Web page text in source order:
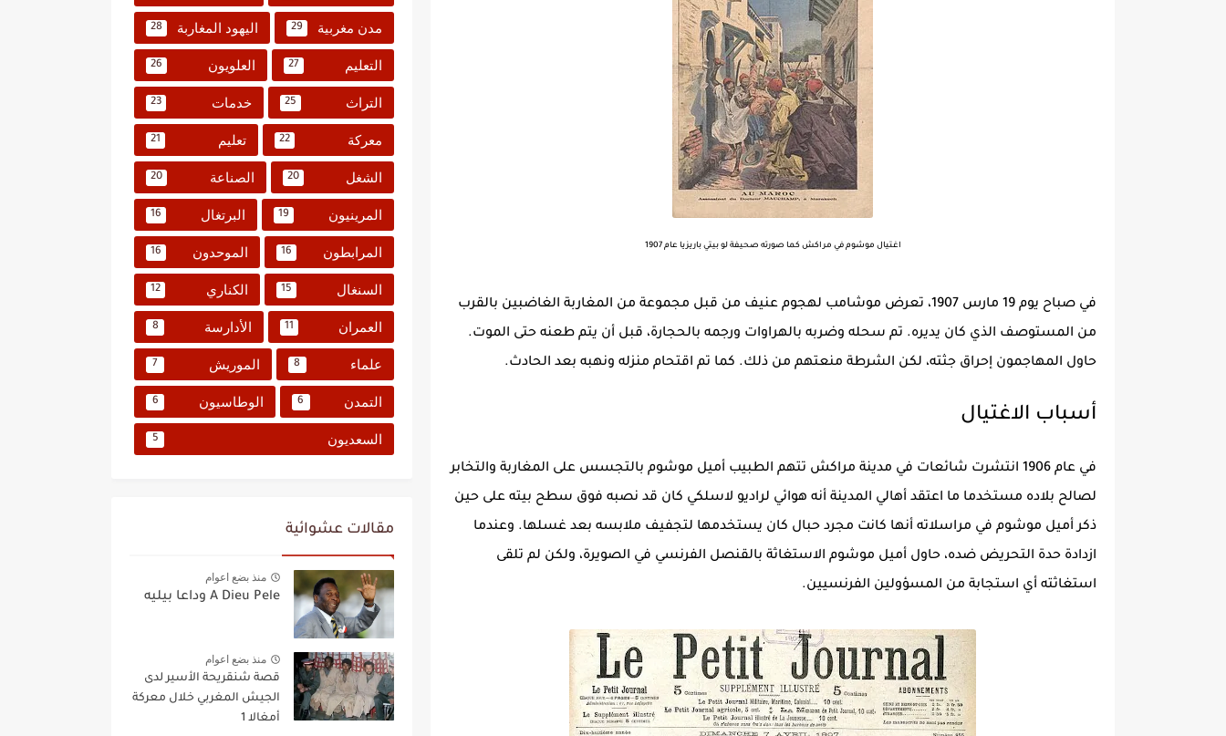
اغتيال موشوم في مراكش كما صورته صحيفة لو بيتي باريزيا عام 1907
في صباح يوم 19 مارس 1907، تعرض موشامب لهجوم عنيف من قبل مجموعة من المغاربة الغاضبين بالقرب
من المستوصف الذي كان يديره. تم سحله وضربه بالهراوات ورجمه بالحجارة، قبل أن يتم طعنه حتى الموت.
حاول المهاجمون إحراق جثته، لكن الشرطة منعتهم من ذلك. كما تم اقتحام منزله ونهبه بعد الحادث.
أسباب الاغتيال
في عام 1906 انتشرت شائعات في مدينة مراكش تتهم الطبيب أميل موشوم بالتجسس على المغاربة والتخابر
لصالح بلاده مستخدما ما اعتقد أهالي المدينة أنه هوائي لراديو لاسلكي كان قد نصبه فوق سطح بيته على حين
ذكر أميل موشوم في مراسلاته أنها كانت مجرد حبال كان يستخدمها لتجفيف ملابسه بعد غسلها. وعندما
ازدادة حدة التحريض ضده، حاول أميل موشوم الاستغاثة بالقنصل الفرنسي في الصويرة، ولكن لم تلقى
استغاثته أي استجابة من المسؤولين الفرنسيين.
مدن مغربية 29 اليهود المغاربة 28
التعليم 27 العلويون 26
التراث 25 خدمات 23
معركة 22 تعليم 21
الشغل 20 الصناعة 20
المرينيون 19 البرتغال 16
المرابطون 16 الموحدون 16
السنغال 15 الكناري 12
العمران 11 الأدارسة 8
علماء 8 الموريش 7
التمدن 6 الوطاسيون 6
السعديون 5
مقالات عشوائية
منذ بضع اعوام
A Dieu Pele وداعا بيليه
منذ بضع اعوام
قصة شنقريحة الأسير لدى
الجيش المغربي خلال معركة
أمغالا 1